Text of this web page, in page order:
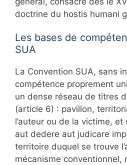
doctrine du hostis humani
Les bases de
SUA
La Convention SUA, sans
compétence proprement
un dense réseau de titres
(article 6) : pavillon,
l’auteur ou de la victime,
aut dedere aut judicare
territoire duquel se trouve
mécanisme conventionnel,